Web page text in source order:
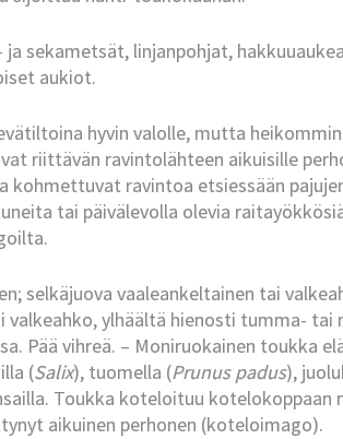
sekametsät, linjanpohjat,
aukiot.
hyvin valolle, mutta
riittävän ravintolähteen aikuisille
ravintoa etsiessään
tai päivälevolla olevia
selkäjuova vaaleankeltainen tai
ylhäältä hienosti tumma- tai
Pää vihreä. – Moniruokainen toukka
(Salix), tuomella (Prunus padus),
Toukka koteloituu kotelokoppaan
aikuinen perhonen (koteloimago).